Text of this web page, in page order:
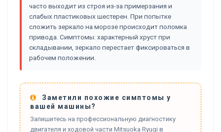
часто выходит из строя из-за примерзания и
слабых пластиковых шестерен. При попытке
сложить зеркало на морозе происходит поломка
привода. Симптомы: характерный хруст при
складывании, зеркало перестает фиксироваться в
рабочем положении.
Заметили похожие симптомы у
вашей машины?
Запишитесь на профессиональную диагностику
двигателя и ходовой части Mitsuoka Ryugi в